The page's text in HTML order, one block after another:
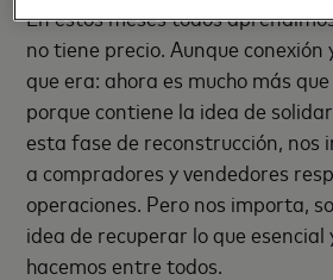
En estos meses todos
no tiene precio. Aunque conexión
que era: ahora es mucho más
porque contiene la idea de
esta fase de reconstrucción,
a compradores y vendedores
operaciones. Pero nos importa,
idea de recuperar lo que esencial
hacemos entre todos.